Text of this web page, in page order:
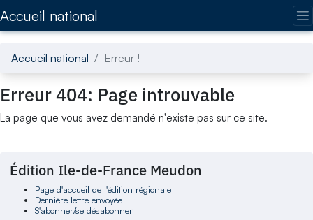
Accueil national
Accueil national Erreur !
Erreur 404: Page introuvable
La page que vous avez demandé n'existe pas sur ce site.
Édition Ile-de-France Meudon
Page d'accueil de l'édition régionale
Dernière lettre envoyée
S'abonner/se désabonner